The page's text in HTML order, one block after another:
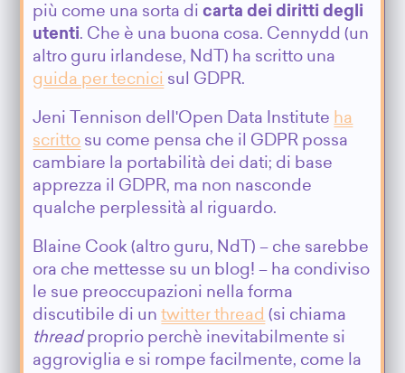
più come una sorta dicarta dei diritti degli
utenti. Che è una buona cosa. Cennydd (un
altro guru irlandese, NdT) ha scritto una
guida per tecnici sul GDPR.
Jeni Tennison dell'Open Data Institute ha
scritto su come pensa che il GDPR possa
cambiare la portabilità dei dati; di base
apprezza il GDPR, ma non nasconde
qualche perplessità al riguardo.
Blaine Cook (altro guru, NdT) – che sarebbe
ora che mettesse su un blog! – ha condiviso
le sue preoccupazioni nella forma
discutibile di untwitter thread (si chiama
threadproprio perchè inevitabilmente si
aggroviglia e si rompe facilmente, come la